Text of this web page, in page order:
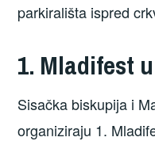
parkirališta ispred
1. Mladifest
Sisačka biskupija i
organiziraju 1.